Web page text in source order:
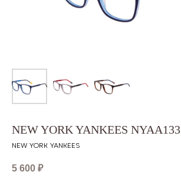
NEW YORK YANKEES NYAA133
NEW YORK YANKEES
5 600 ₽